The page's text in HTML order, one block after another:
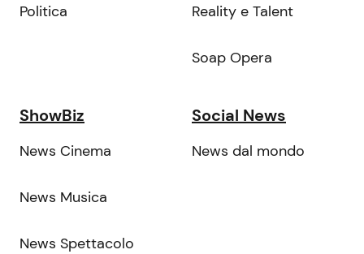
Politica Reality e Talent
Soap Opera
ShowBiz
News Cinema
News Musica
News Spettacolo
Social News
News dal mondo